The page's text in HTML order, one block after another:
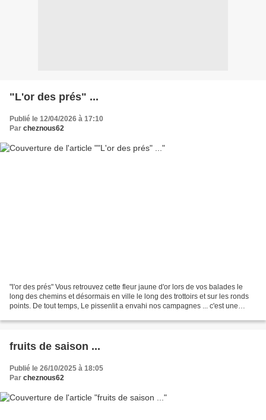
"L'or des prés" ...
Publié le 12/04/2026 à 17:10
Par cheznous62
"l'or des prés" Vous retrouvez cette fleur jaune d'or lors de vos balades le
long des chemins et désormais en ville le long des trottoirs et sur les ronds
points. De tout temps, Le pissenlit a envahi nos campagnes ... c'est une
fruits de saison ...
Publié le 26/10/2025 à 18:05
Par cheznous62